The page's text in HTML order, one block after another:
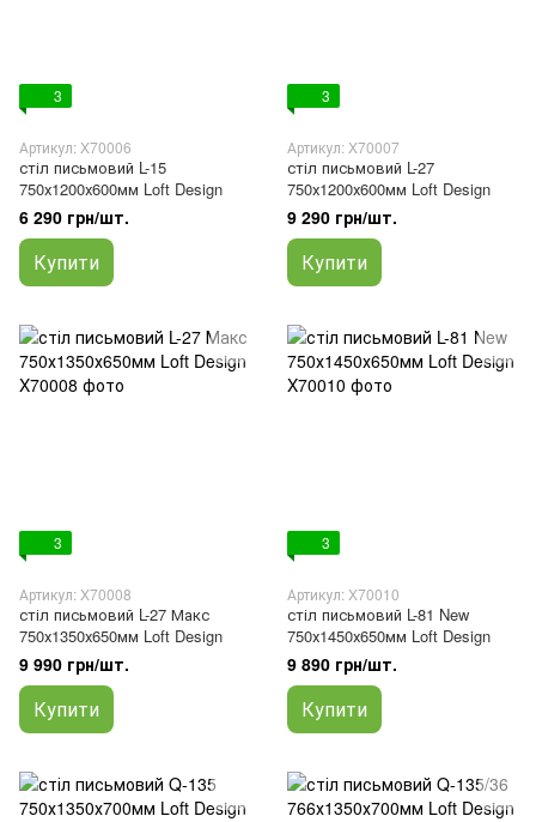
3
Артикул: X70006
стіл письмовий L-15
750х1200х600мм Loft Design
6 290 грн/шт.
Купити
3
Артикул: X70007
стіл письмовий L-27
750х1200х600мм Loft Design
9 290 грн/шт.
Купити
3
Артикул: X70008
стіл письмовий L-27 Макс
750х1350х650мм Loft Design
9 990 грн/шт.
Купити
3
Артикул: X70010
стіл письмовий L-81 New
750х1450х650мм Loft Design
9 890 грн/шт.
Купити